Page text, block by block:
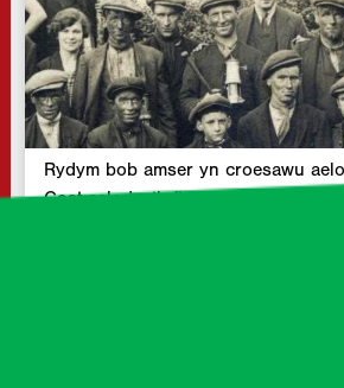
Rydym bob amser yn croesawu
Cost aelodaeth flynyddol £15 i